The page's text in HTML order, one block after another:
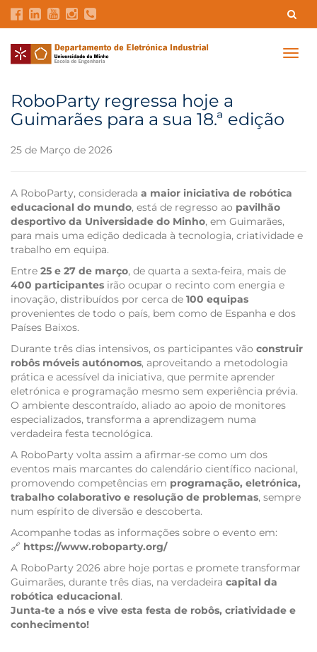
Contatos Intranet GDMI UMinho
RoboParty regressa hoje a
Guimarães para a sua 18.ª edição
25 de Março de 2026
A RoboParty, considerada a maior iniciativa de robótica
educacional do mundo, está de regresso ao pavilhão
desportivo da Universidade do Minho, em Guimarães,
para mais uma edição dedicada à tecnologia, criatividade e
trabalho em equipa.
Entre 25 e 27 de março, de quarta a sexta‑feira, mais de
400 participantes irão ocupar o recinto com energia e
inovação, distribuídos por cerca de 100 equipas
provenientes de todo o país, bem como de Espanha e dos
Países Baixos.
Durante três dias intensivos, os participantes vão construir
robôs móveis autónomos, aproveitando a metodologia
prática e acessível da iniciativa, que permite aprender
eletrónica e programação mesmo sem experiência prévia.
O ambiente descontraído, aliado ao apoio de monitores
especializados, transforma a aprendizagem numa
verdadeira festa tecnológica.
A RoboParty volta assim a afirmar-se como um dos
eventos mais marcantes do calendário científico nacional,
promovendo competências em programação, eletrónica,
trabalho colaborativo e resolução de problemas, sempre
num espírito de diversão e descoberta.
Acompanhe todas as informações sobre o evento em:
🔗 https://www.roboparty.org/
A RoboParty 2026 abre hoje portas e promete transformar
Guimarães, durante três dias, na verdadeira capital da
robótica educacional.
Junta-te a nós e vive esta festa de robôs, criatividade e
conhecimento!